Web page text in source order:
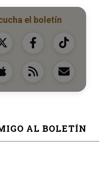
el boletín
AL BOLETÍN